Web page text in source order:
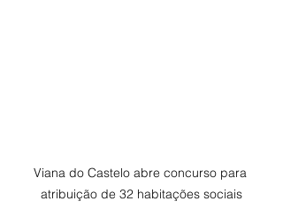
Viana do Castelo abre concurso para
atribuição de 32 habitações sociais